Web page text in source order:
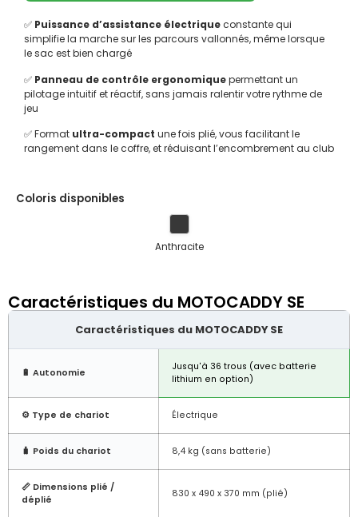
✅ Puissance d’assistance électriqueconstante qui
simplifie la marche sur les parcours vallonnés, même lorsque
le sac est bien chargé
✅ Panneau de contrôle ergonomiquepermettant un
pilotage intuitif et réactif, sans jamais ralentir votre rythme de
jeu
✅ Format ultra-compact une fois plié, vous facilitant le
rangement dans le coffre, et réduisant l’encombrement au club
Coloris disponibles
Anthracite
Caractéristiques du MOTOCADDY SE
Caractéristiques du MOTOCADDY SE
🔋 Autonomie
Jusqu'à 36 trous (avec batterie
lithium en option)
⚙️ Type de chariot Électrique
🧳 Poids du chariot 8,4 kg (sans batterie)
📏 Dimensions plié /
déplié
830 x 490 x 370 mm (plié)